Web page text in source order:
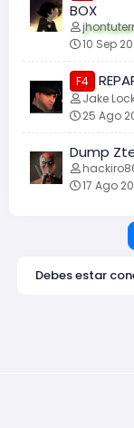
BOX
10 Sep
F4
Jake
25 Ago
Dump
17 Ago
Debes estar